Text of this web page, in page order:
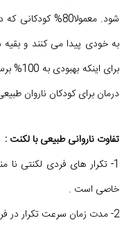
شود. معمولا80%
به خودی پیدا می کنند و
برای
درمان برای کودکان ناروان
تفاوت ناروانی طبیعی با لکنت :
1- تکرار های فردی لکنتی نا
خاصی است .
2- مدت زمان سرعت تکرار در